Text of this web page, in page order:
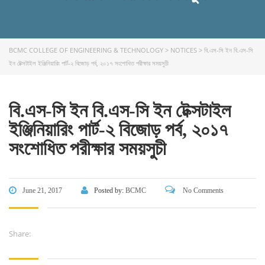
BCMC COLLEGE OF ENGINEERING & TECHNOLOGY > NOTICES > বি.এস-সি ইন বি.এস-সি
ইন টেক্সটাইল ইঞ্জিনিয়ারিং পার্ট-২ বিজোড় পর্ব, ২০১৭ সংশোধিত পরীক্ষার সময়সুচী
বি.এস-সি ইন বি.এস-সি ইন টেক্সটাইল
ইঞ্জিনিয়ারিং পার্ট-২ বিজোড় পর্ব, ২০১৭
সংশোধিত পরীক্ষার সময়সুচী
June 21, 2017 Posted by: BCMC No Comments
Share:
Dhaka Road, Barandi BCMC
+88-01711-844881, +88-01711-
844882, +88-01711-067687, +88-
01712-910255, +88-01752-
260408, +88-01752-260409
+880-24777-64103, 68104
bcmccrm@gmail.com